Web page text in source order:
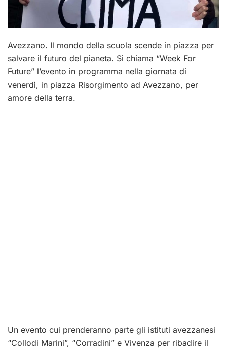
Avezzano. Il mondo della scuola scende in piazza per
salvare il futuro del pianeta. Si chiama “Week For
Future” l’evento in programma nella giornata di
venerdì, in piazza Risorgimento ad Avezzano, per
amore della terra.
Un evento cui prenderanno parte gli istituti avezzanesi
“Collodi Marini”, “Corradini” e Vivenza per ribadire il